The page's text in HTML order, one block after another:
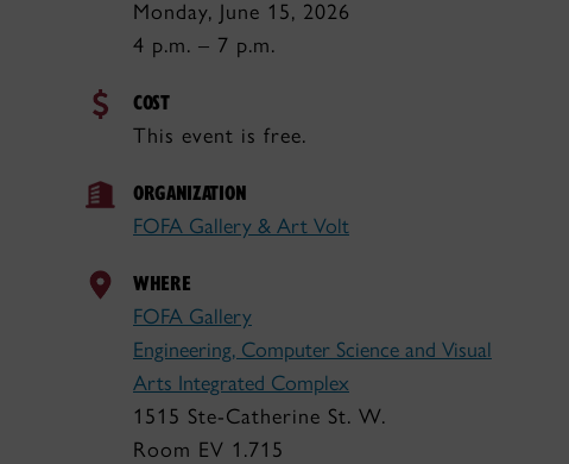
Monday, June 15, 2026
4 p.m. – 7 p.m.
COST
This event is free.
ORGANIZATION
FOFA Gallery & Art Volt
WHERE
FOFA Gallery
Engineering, Computer Science and Visual
Arts Integrated Complex
1515 Ste-Catherine St. W.
Room EV 1.715